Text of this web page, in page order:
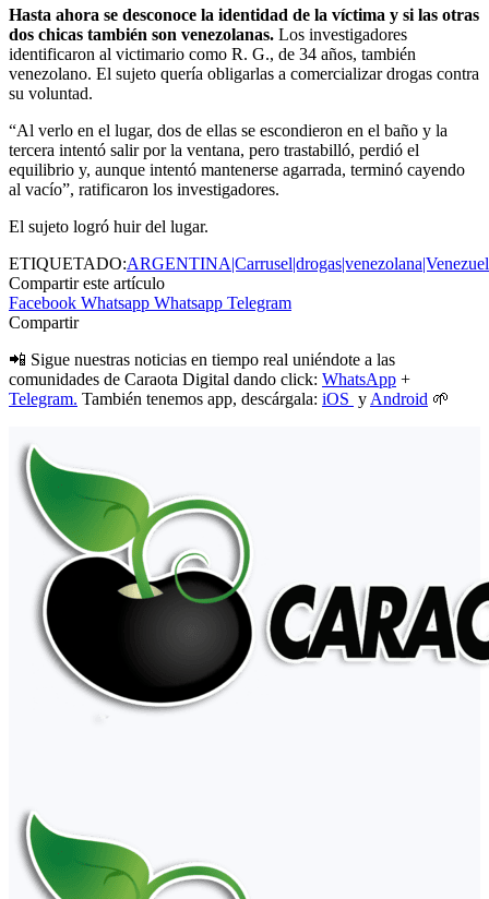
Hasta ahora se desconoce la identidad de la víctima y si las otras
dos chicas también son venezolanas. Los investigadores
identificaron al victimario como R. G., de 34 años, también
venezolano. El sujeto quería obligarlas a comercializar drogas contra
su voluntad.
“Al verlo en el lugar, dos de ellas se escondieron en el baño y la
tercera intentó salir por la ventana, pero trastabilló, perdió el
equilibrio y, aunque intentó mantenerse agarrada, terminó cayendo
al vacío”, ratificaron los investigadores.
El sujeto logró huir del lugar.
ETIQUETADO:
Compartir este artículo
Facebook Whatsapp Whatsapp Telegram
Compartir
📲 Sigue nuestras noticias en tiempo real uniéndote a las
comunidades de Caraota Digital dando click: WhatsApp +
Telegram. También tenemos app, descárgala: iOS y Android 🌱